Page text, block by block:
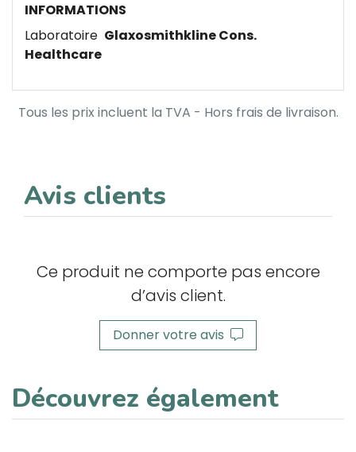
INFORMATIONS
Laboratoire Glaxosmithkline Cons.
Healthcare
Tous les prix incluent la TVA - Hors frais de livraison.
Avis clients
Ce produit ne comporte pas encore
d’avis client.
Donner votre avis
Découvrez également